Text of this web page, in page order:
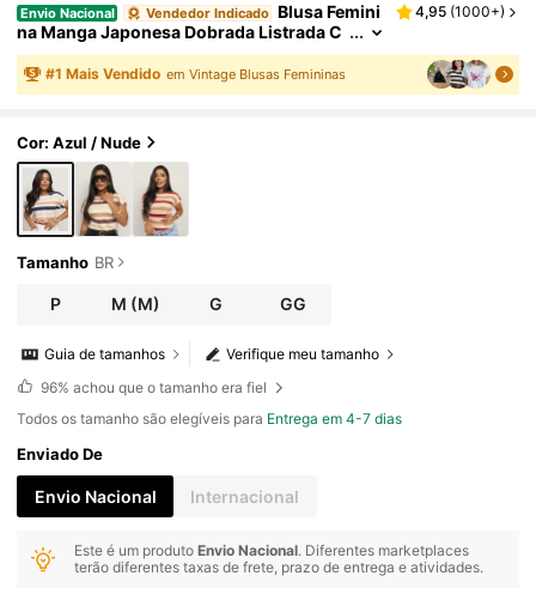
Envio Nacional Vendedor Indicado Blusa Femini
na Manga Japonesa Dobrada Listrada C
harmosa e Estilosa
4,95 (1000+)
#1 Mais Vendido em Vintage Blusas Femininas
Cor: Azul / Nude
Tamanho BR
P M (M) G GG
Verifique meu tamanho
Guia de tamanhos
96% achou que o tamanho era fiel
Todos os tamanho são elegíveis para Entrega em 4-7 dias
Enviado De
Envio Nacional Internacional
Este é um produtoEnvio Nacional. Diferentes marketplaces
terão diferentes taxas de frete, prazo de entrega e atividades.